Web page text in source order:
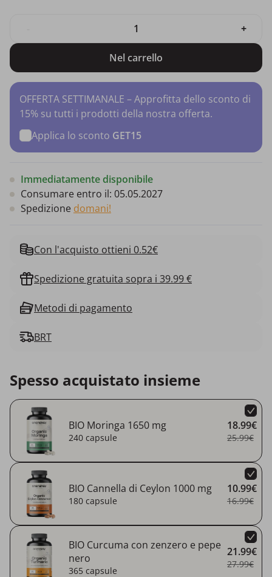
+
Nel carrello
OFFERTA SETTIMANALE – Approfitta dello sconto di
15% su tutti i prodotti della nostra offerta.
Applica lo sconto GET15
Immediatamente disponibile
Consumare entro il: 05.05.2027
Spedizione domani!
Con l'acquisto ottieni 0.52€
Spedizione gratuita sopra i 39.99 €
Metodi di pagamento
BRT
Spesso acquistato insieme
BIO Moringa 1650 mg
240 capsule
18.99€
25.99€
BIO Cannella di Ceylon 1000 mg
180 capsule
10.99€
16.99€
BIO Curcuma con zenzero e pepe
nero
365 capsule
21.99€
27.99€